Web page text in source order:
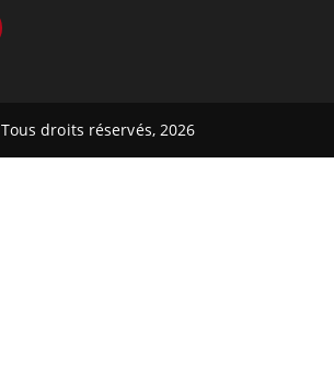
Tous droits réservés, 2026